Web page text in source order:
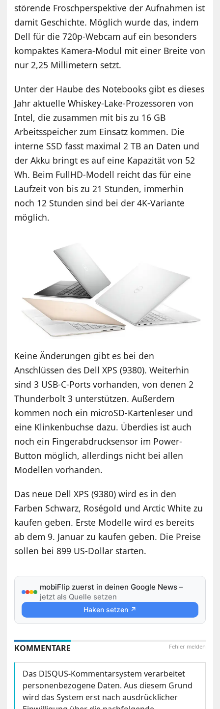
störende Froschperspektive der Aufnahmen ist
damit Geschichte. Möglich wurde das, indem
Dell für die 720p-Webcam auf ein besonders
kompaktes Kamera-Modul mit einer Breite von
nur 2,25 Millimetern setzt.
Unter der Haube des Notebooks gibt es dieses
Jahr aktuelle Whiskey-Lake-Prozessoren von
Intel, die zusammen mit bis zu 16 GB
Arbeitsspeicher zum Einsatz kommen. Die
interne SSD fasst maximal 2 TB an Daten und
der Akku bringt es auf eine Kapazität von 52
Wh. Beim FullHD-Modell reicht das für eine
Laufzeit von bis zu 21 Stunden, immerhin
noch 12 Stunden sind bei der 4K-Variante
möglich.
Keine Änderungen gibt es bei den
Anschlüssen des Dell XPS (9380). Weiterhin
sind 3 USB-C-Ports vorhanden, von denen 2
Thunderbolt 3 unterstützen. Außerdem
kommen noch ein microSD-Kartenleser und
eine Klinkenbuchse dazu. Überdies ist auch
noch ein Fingerabdrucksensor im Power-
Button möglich, allerdings nicht bei allen
Modellen vorhanden.
Das neue Dell XPS (9380) wird es in den
Farben Schwarz, Roségold und Arctic White zu
kaufen geben. Erste Modelle wird es bereits
ab dem 9. Januar zu kaufen geben. Die Preise
sollen bei 899 US-Dollar starten.
mobiFlip zuerst in deinen Google News –
jetzt als Quelle setzen
Haken setzen ↗
Fehler melden
KOMMENTARE
Das DISQUS-Kommentarsystem verarbeitet
personenbezogene Daten. Aus diesem Grund
wird das System erst nach ausdrücklicher